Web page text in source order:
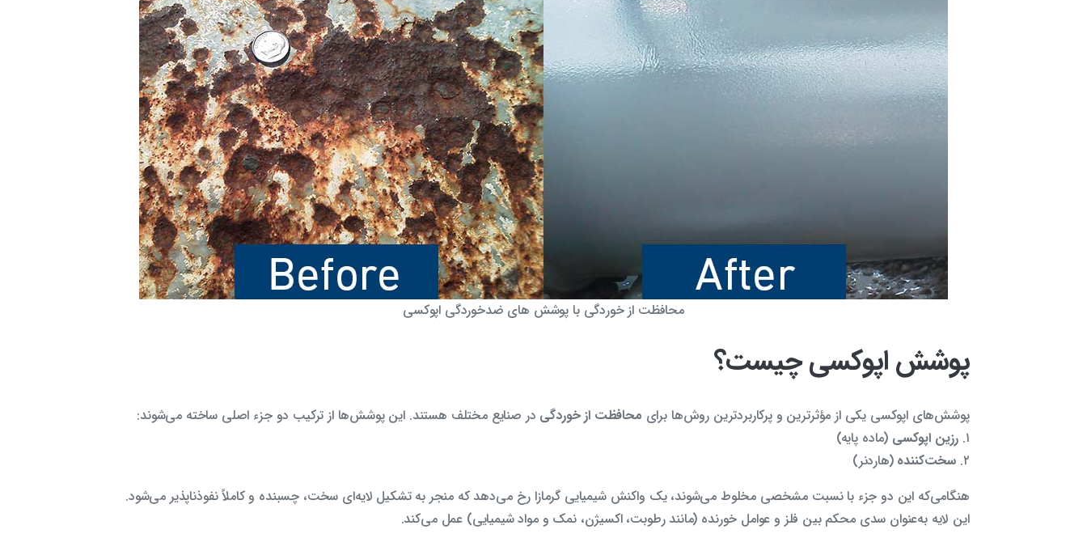
محافظت از خوردگی با پوشش های ضدخوردگی اپوکسی
پوشش اپوکسی چیست؟
پوشش‌های اپوکسی یکی از مؤثرترین و پرکاربردترین روش‌ها برای محافظت از خوردگی در صنایع مختلف هستند. این پوشش‌ها از ترکیب دو جزء اصلی ساخته می‌شوند:
۱. رزین اپوکسی (ماده پایه)
۲. سخت‌کننده (هاردنر)
هنگامی‌که این دو جزء با نسبت مشخصی مخلوط می‌شوند، یک واکنش شیمیایی گرمازا رخ می‌دهد که منجر به تشکیل لایه‌ای سخت، چسبنده و کاملاً نفوذناپذیر می‌شود.
این لایه به‌عنوان سدی محکم بین فلز و عوامل خورنده (مانند رطوبت، اکسیژن، نمک و مواد شیمیایی) عمل می‌کند.